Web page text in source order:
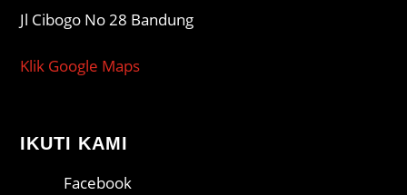
Jl Cibogo No 28 Bandung
Klik Google Maps
IKUTI KAMI
Facebook